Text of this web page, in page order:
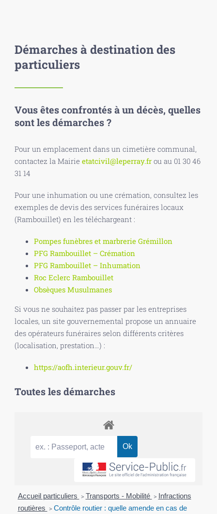
Démarches à destination des
particuliers
Vous êtes confrontés à un décès, quelles
sont les démarches ?
Pour un emplacement dans un cimetière communal,
contactez la Mairie etatcivil@leperray.fr ou au 01 30 46
31 14
Pour une inhumation ou une crémation, consultez les
exemples de devis des services funéraires locaux
(Rambouillet) en les téléchargeant :
Pompes funèbres et marbrerie Grémillon
PFG Rambouillet – Crémation
PFG Rambouillet – Inhumation
Roc Eclerc Rambouillet
Obsèques Musulmanes
Si vous ne souhaitez pas passer par les entreprises
locales, un site gouvernemental propose un annuaire
des opérateurs funéraires selon différents critères
(localisation, prestation…) :
https://aofh.interieur.gouv.fr/
Toutes les démarches
Accueil particuliers > Transports - Mobilité > Infractions
routières > Contrôle routier : quelle amende en cas de